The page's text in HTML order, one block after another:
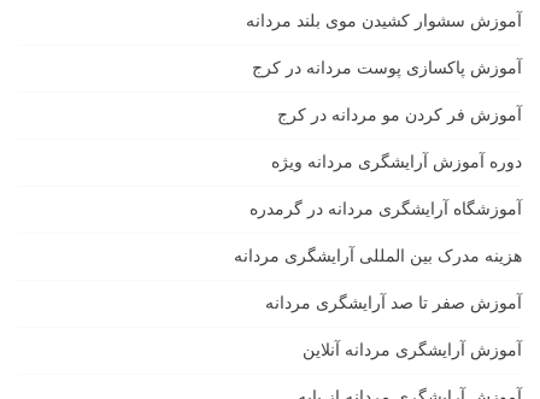
آموزش سشوار کشیدن موی بلند مردانه
آموزش پاکسازی پوست مردانه در کرج
آموزش فر کردن مو مردانه در کرج
دوره آموزش آرایشگری مردانه ویژه
آموزشگاه آرایشگری مردانه در گرمدره
هزینه مدرک بین المللی آرایشگری مردانه
آموزش صفر تا صد آرایشگری مردانه
آموزش آرایشگری مردانه آنلاین